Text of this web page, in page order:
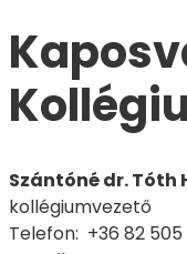
Szántóné dr. Tóth
kollégiumvezető
Telefon: +36 82 505